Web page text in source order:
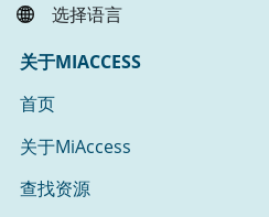
选择语言
关于MIACCESS
首页
关于MiAccess
查找资源